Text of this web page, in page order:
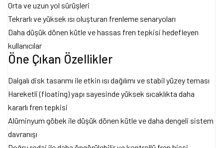
Orta ve uzun yol sürüşleri
Tekrarlı ve yüksek ısı oluşturan frenleme senaryoları
Daha düşük dönen kütle ve hassas fren tepkisi hedefleyen
kullanıcılar
Öne Çıkan Özellikler
Dalgalı disk tasarımı ile etkin ısı dağılımı ve stabil yüzey teması
Hareketli (floating) yapı sayesinde yüksek sıcaklıkta daha
kararlı fren tepkisi
Alüminyum göbek ile düşük dönen kütle ve daha dengeli sistem
davranışı